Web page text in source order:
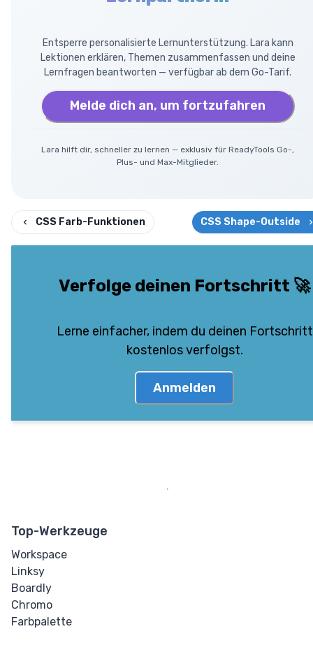
Entsperre personalisierte Lernunterstützung. Lara kann
Lektionen erklären, Themen zusammenfassen und deine
Lernfragen beantworten — verfügbar ab dem Go-Tarif.
Melde dich an, um fortzufahren
Lara hilft dir, schneller zu lernen — exklusiv für ReadyTools Go-,
Plus- und Max-Mitglieder.
CSS Farb-Funktionen CSS Shape-Outside
Verfolge deinen Fortschritt 🚀
Lerne einfacher, indem du deinen Fortschritt
kostenlos verfolgst.
Anmelden
Top-Werkzeuge
Workspace
Linksy
Boardly
Chromo
Farbpalette